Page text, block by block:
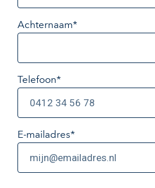
Achternaam*
Telefoon*
E-mailadres*